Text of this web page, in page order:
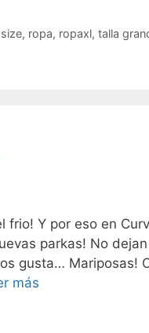
, ropa, ropaxl, talla
Y por eso en
parkas! No
gusta… Mariposas!
más